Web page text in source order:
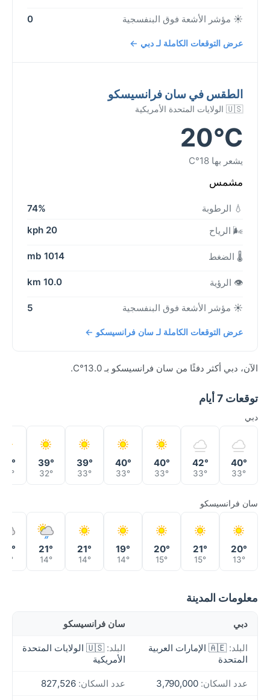
☀️ مؤشر الأشعة فوق البنفسجية 0
عرض التوقعات الكاملة لـ دبي ←
الطقس في سان فرانسيسكو
🇺🇸 الولايات المتحدة الأمريكية
20°C
يشعر بها 18°C
مشمس
💧 الرطوبة
74%
🌬️ الرياح
20 kph
🌡️ الضغط 1014 mb
👁️ الرؤية 10.0 km
☀️ مؤشر الأشعة فوق البنفسجية 5
عرض التوقعات الكاملة لـ سان فرانسيسكو ←
الآن، دبي أكثر دفئًا من سان فرانسيسكو بـ 13.0°C.
توقعات 7 أيام
دبي
40°
33°
42°
33°
40°
33°
40°
33°
39°
33°
39°
32°
32°
سان فرانسيسكو
20°
13°
21°
15°
20°
15°
19°
14°
21°
14°
21°
14°
15°
معلومات المدينة
دبي سان فرانسيسكو
البلد:
🇦🇪 الإمارات العربية
المتحدة
البلد:
🇺🇸 الولايات المتحدة
الأمريكية
عدد السكان: عدد السكان: